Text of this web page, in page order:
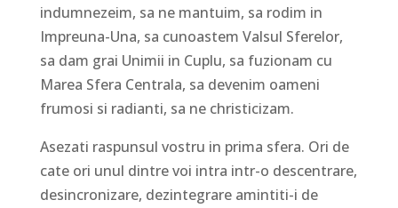
indumnezeim, sa ne mantuim, sa rodim in
Impreuna-Una, sa cunoastem Valsul Sferelor,
sa dam grai Unimii in Cuplu, sa fuzionam cu
Marea Sfera Centrala, sa devenim oameni
frumosi si radianti, sa ne christicizam.
Asezati raspunsul vostru in prima sfera. Ori de
cate ori unul dintre voi intra intr-o descentrare,
desincronizare, dezintegrare amintiti-i de